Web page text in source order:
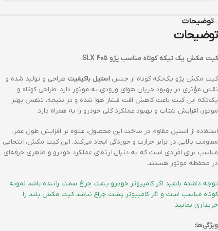
توضیحات
توضیحات
کيت مکش يک تيکه کوتاه مناسب پژو 405 SLX
کیت مکش پژو یک‌تکه کوتاه از جنس استیل باکیفیت طراحی و تولید شده و
نقش مؤثری در بهبود جریان هوای ورودی به موتور دارد. طراحی کوتاه و
یک‌تکه این کیت باعث کاهش افت فشار هوا شده و در نتیجه، تنفس بهتر
موتور، افزایش شتاب و بهبود عملکرد کلی خودرو را به همراه دارد.
استفاده از استیل مقاوم در ساخت این محصول، علاوه بر افزایش طول عمر،
مقاومت بالایی در برابر حرارت و خوردگی ایجاد می‌کند. این کیت مکش، انتخابی
مناسب برای افرادی است که به دنبال ارتقای عملکرد خودرو و ظاهری حرفه‌ای
در محفظه موتور هستند.
توجه داشته باشید اگر کامپیوتر خودرو پشت چراغ سمت راننده باشد نمونه
کوتاه مناسب است و اگر کامپیوتر پشت چراغ نباشد کیت مکش بلند را
خریداری نمایید.
ویژگی‌ها: